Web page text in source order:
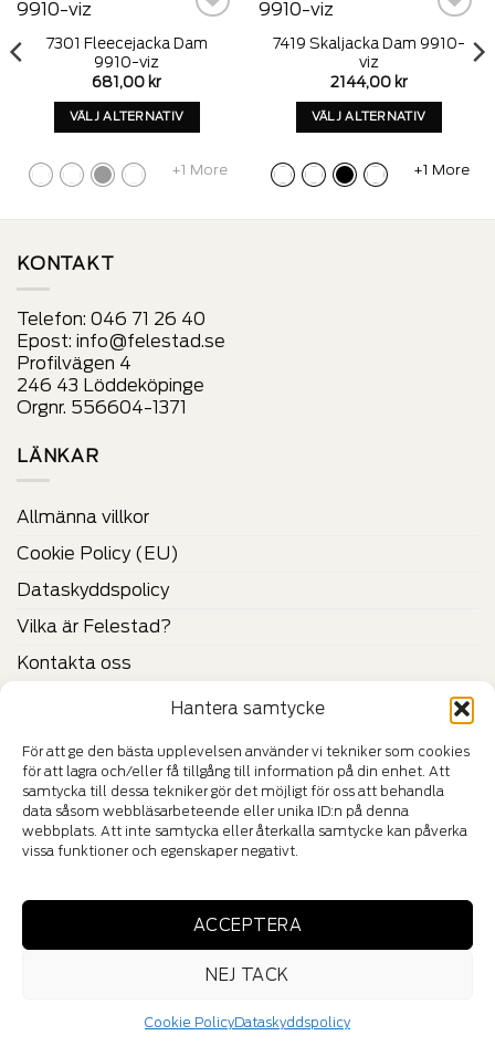
Hantera samtycke
För att ge den bästa upplevelsen använder vi tekniker som cookies
för att lagra och/eller få tillgång till information på din enhet. Att
samtycka till dessa tekniker gör det möjligt för oss att behandla
data såsom webbläsarbeteende eller unika ID:n på denna
webbplats. Att inte samtycka eller återkalla samtycke kan påverka
vissa funktioner och egenskaper negativt.
ACCEPTERA
NEJ TACK
Cookie PolicyDataskyddspolicy
wishlist
7301 Fleecejacka Dam
9910-viz
681,00 kr
VÄLJ ALTERNATIV
produkt
har
produktens
sida
+1 More
wishlist
7419 Skaljacka Dam 9910-
viz
2144,00 kr
VÄLJ ALTERNATIV
produkt
har
+1 More
KONTAKT
Telefon: 046 71 26 40
Epost: info@felestad.se
Profilvägen 4
246 43 Löddeköpinge
Orgnr. 556604-1371
LÄNKAR
Allmänna villkor
Cookie Policy (EU)
Dataskyddspolicy
Vilka är Felestad?
Kontakta oss
CERTIFIKAT & VERIFIERINGAR
Copyright ©2025 Felestad Trading AB | All Rights Reserved.